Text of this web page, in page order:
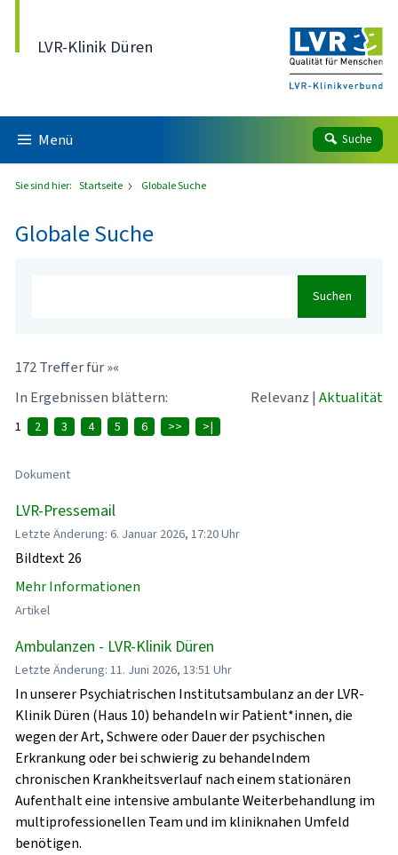
LVR-Klinik Düren
Menü Suche
Sie sind hier: Startseite Globale Suche
Globale Suche
Suchen
172 Treffer für »«
In Ergebnissen blättern:
Relevanz | Aktualität
1 2 3 4 5 6 >> >|
Dokument
LVR-Pressemail
Letzte Änderung: 6. Januar 2026, 17:20 Uhr
Bildtext 26
Mehr Informationen
Artikel
Ambulanzen - LVR-Klinik Düren
Letzte Änderung: 11. Juni 2026, 13:51 Uhr
In unserer Psychiatrischen Institutsambulanz an der LVR-
Klinik Düren (Haus 10) behandeln wir Patient*innen, die
wegen der Art, Schwere oder Dauer der psychischen
Erkrankung oder bei schwierig zu behandelndem
chronischen Krankheitsverlauf nach einem stationären
Aufenthalt eine intensive ambulante Weiterbehandlung im
multiprofessionellen Team und im kliniknahen Umfeld
benötigen.